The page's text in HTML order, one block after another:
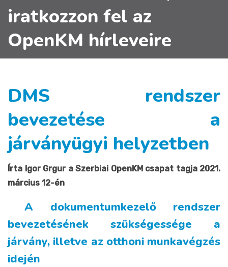
iratkozzon fel az
OpenKM hírleveire
DMS rendszer
bevezetése a
járványügyi helyzetben
Írta Igor Grgur a Szerbiai OpenKM csapat tagja 2021.
március 12-én
A dokumentumkezelő rendszer
bevezetésének szükségessége a
járvány, illetve az otthoni munkavégzés
idején